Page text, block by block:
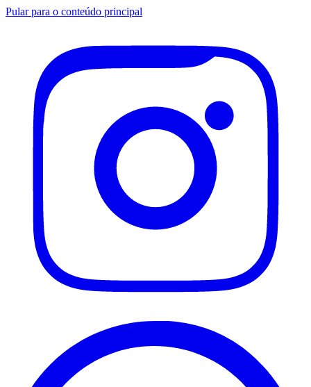
Pular para o conteúdo principal